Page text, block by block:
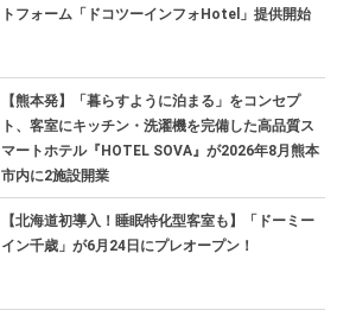
トフォーム「ドコツーインフォHotel」提供開始
【熊本発】「暮らすように泊まる」をコンセプ
ト、客室にキッチン・洗濯機を完備した高品質ス
マートホテル『HOTEL SOVA』が2026年8月熊本
市内に2施設開業
【北海道初導入！睡眠特化型客室も】「ドーミー
イン千歳」が6月24日にプレオープン！